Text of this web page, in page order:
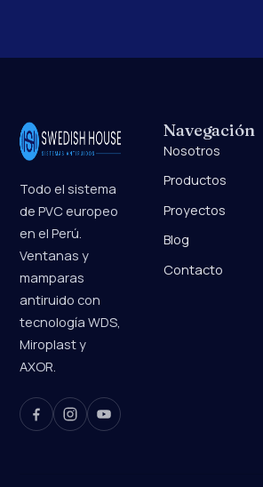
Todo el sistema
de PVC europeo
en el Perú.
Ventanas y
mamparas
antiruido con
tecnología WDS,
Miroplast y
AXOR.
Navegación
Nosotros
Productos
Proyectos
Blog
Contacto